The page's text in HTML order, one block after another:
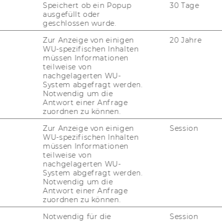
haben
ge­mein­sa­mes Ler­nen im Lern­café auf
klei­nes Aben­teu­er! Ich half den Kin­dern
ar­bei­te­ten ge­mein­sam an Re­chen­auf­
wich­tig, dass sie selbst­stän­dig den­ken
Ge­duld er­for­der­te.
Zeit immer der Hö­he­punkt: die frei­
uns Ge­schich­ten, mal­ten und
ent­spann­ten Mo­men­ten lern­ten wir
mir, was sie lieb­ten, und ich fühl­te,
stärker machen
saßen die Kin­der müde und un­
oft di­rekt von einem lan­gen Schul­tag. An
Speichert ob ein Popup
ausgefüllt oder
geschlossen wurde.
30 Tage
Zur Anzeige von einigen
WU-spezifischen Inhalten
müssen Informationen
teilweise von
nachgelagerten WU-
System abgefragt werden.
Notwendig um die
Antwort einer Anfrage
zuordnen zu können.
20 Jahre
Zur Anzeige von einigen
WU-spezifischen Inhalten
müssen Informationen
teilweise von
nachgelagerten WU-
System abgefragt werden.
Notwendig um die
Antwort einer Anfrage
zuordnen zu können.
Session
Notwendig für die
Session